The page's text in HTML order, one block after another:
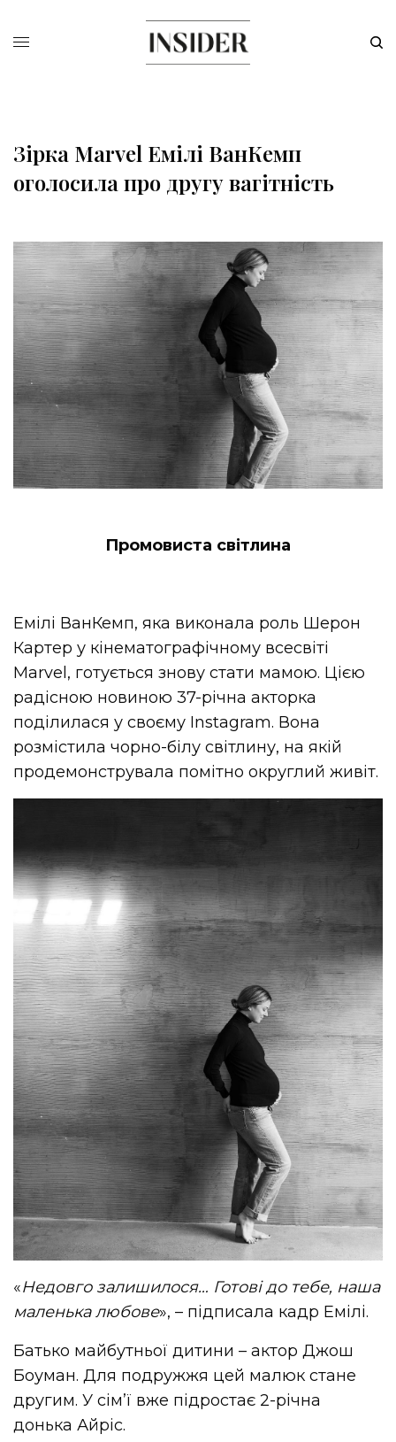
Зірка Marvel Емілі ВанКемп
оголосила про другу вагітність
Промовиста світлина
Емілі ВанКемп, яка виконала роль Шерон
Картер у кінематографічному всесвіті
Marvel, готується знову стати мамою. Цією
радісною новиною 37-річна акторка
поділилася у своєму Instagram. Вона
розмістила чорно-білу світлину, на якій
продемонструвала помітно округлий живіт.
«Недовго залишилося… Готові до тебе, наша
маленька любове», – підписала кадр Емілі.
Батько майбутньої дитини – актор Джош
Боуман. Для подружжя цей малюк стане
другим. У сім’ї вже підростає 2-річна
донька Айріс.